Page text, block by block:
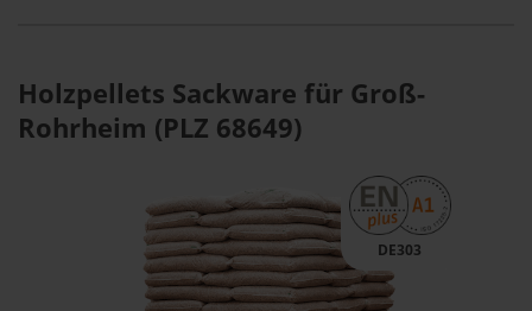
Holzpellets Sackware für Groß-
Rohrheim (PLZ 68649)
DE303